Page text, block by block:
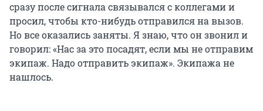
сразу после сигнала связывался с коллегами и
просил, чтобы кто-нибудь отправился на вызов.
Но все оказались заняты. Я знаю, что он звонил и
говорил: «Нас за это посадят, если мы не отправим
экипаж. Надо отправить экипаж». Экипажа не
нашлось.